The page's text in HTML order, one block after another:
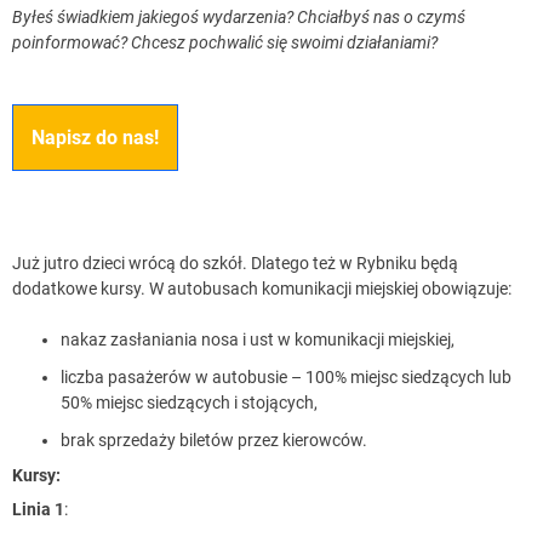
Byłeś świadkiem jakiegoś wydarzenia? Chciałbyś nas o czymś
poinformować? Chcesz pochwalić się swoimi działaniami?
Napisz do nas!
Już jutro dzieci wrócą do szkół. Dlatego też w Rybniku będą
dodatkowe kursy. W autobusach komunikacji miejskiej obowiązuje:
nakaz zasłaniania nosa i ust w komunikacji miejskiej,
liczba pasażerów w autobusie – 100% miejsc siedzących lub
50% miejsc siedzących i stojących,
brak sprzedaży biletów przez kierowców.
Kursy:
Linia 1: